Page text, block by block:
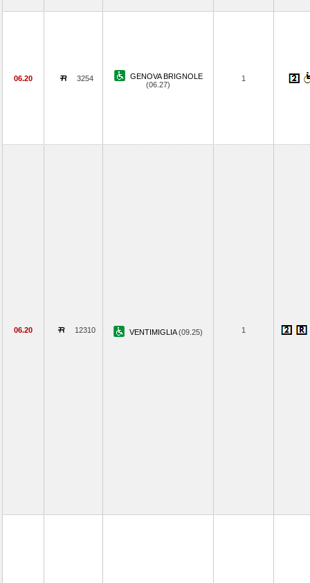
06.20 3254
GENOVA BRIGNOLE
(06.27)
1
06.20 12310 VENTIMIGLIA(09.25) 1